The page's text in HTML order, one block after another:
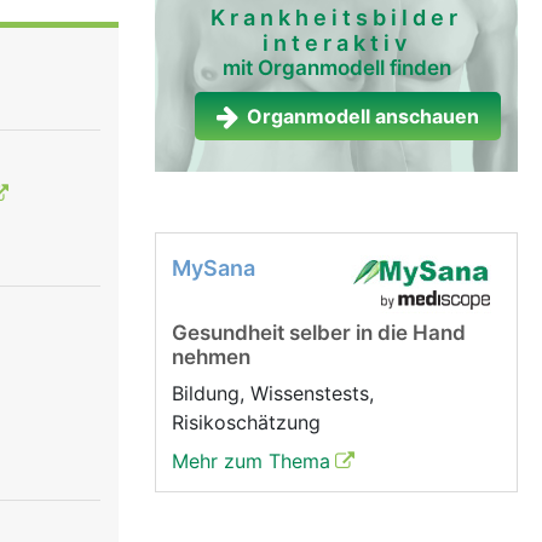
die
unter
Krankheitsbilder
interaktiv
mit Organmodell finden
Organmodell anschauen
MySana
Gesundheit selber in die Hand
nehmen
Bildung, Wissenstests,
Risikoschätzung
Mehr zum Thema